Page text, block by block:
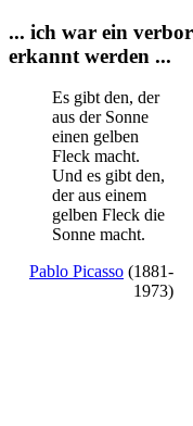
... ich war ein
erkannt werden ...
Es gibt den, der
aus der Sonne
einen gelben
Fleck macht.
Und es gibt den,
der aus einem
gelben Fleck die
Sonne macht.
Pablo Picasso (1881-
1973)